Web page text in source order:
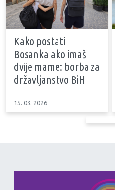
Kako postati
Bosanka ako imaš
dvije mame: borba za
državljanstvo BiH
15. 03. 2026